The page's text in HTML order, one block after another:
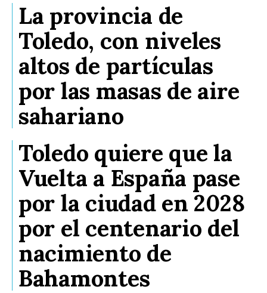
La provincia de
Toledo, con niveles
altos de partículas
por las masas de aire
sahariano
Toledo quiere que la
Vuelta a España pase
por la ciudad en 2028
por el centenario del
nacimiento de
Bahamontes